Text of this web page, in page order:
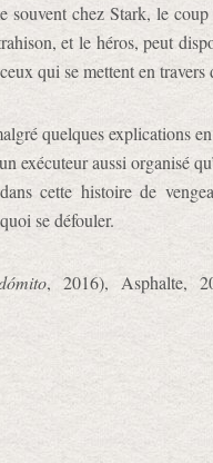
souvent chez Stark, le
et le héros, peut
qui se mettent en travers
quelques explications
exécuteur aussi organisé
cette histoire de
se défouler.
, 2016), Asphalte,